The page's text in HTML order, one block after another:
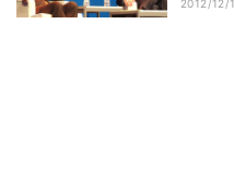
2012/12/